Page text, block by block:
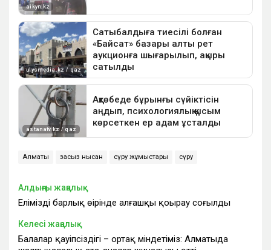
Алматы заңсыз нысан сүру жұмыстары сүру
Алдыңғы жаңалық
Еліміздің барлық өңірінде алғашқы қоңырау соғылды
Келесі жаңалық
Балалар қауіпсіздігі – ортақ міндетіміз: Алматыда